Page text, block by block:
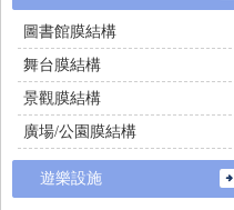
圖書館膜結構
舞台膜結構
景觀膜結構
廣場/公園膜結構
遊樂設施